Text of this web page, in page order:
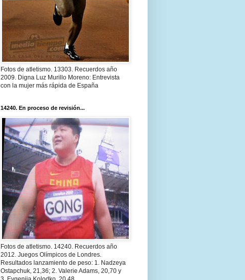
Fotos de atletismo. 13303. Recuerdos año
2009. Digna Luz Murillo Moreno: Entrevista
con la mujer más rápida de España
14240. En proceso de revisión...
Fotos de atletismo. 14240. Recuerdos año
2012. Juegos Olímpicos de Londres.
Resultados lanzamiento de peso: 1. Nadzeya
Ostapchuk, 21,36; 2. Valerie Adams, 20,70 y